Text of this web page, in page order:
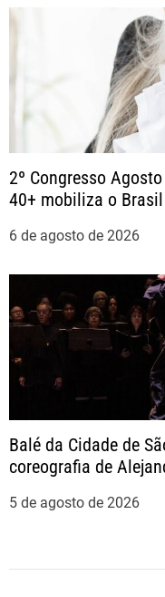
P
t
2º Congresso
40+ mobiliza o
6 de agosto de 2026
Balé da Cidade de
coreografia de
5 de agosto de 2026